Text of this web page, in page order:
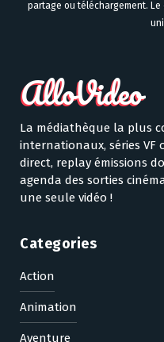
partage ou téléchargement.
La médiathèque la plus
internationaux, séries VF
direct, replay émissions
agenda des sorties
une seule vidéo !
Categories
Action
Animation
Aventure